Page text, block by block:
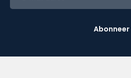
Abonneer